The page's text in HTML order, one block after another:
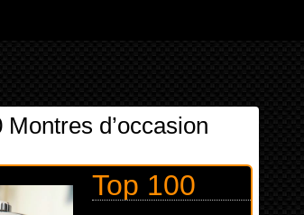
Montres d’occasion
Top 100